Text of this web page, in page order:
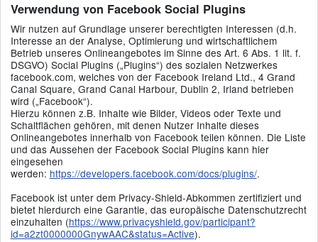
Verwendung von Facebook Social Plugins
Wir nutzen auf Grundlage unserer berechtigten Interessen (d.h.
Interesse an der Analyse, Optimierung und wirtschaftlichem
Betrieb unseres Onlineangebotes im Sinne des Art. 6 Abs. 1 lit. f.
DSGVO) Social Plugins („Plugins“) des sozialen Netzwerkes
facebook.com, welches von der Facebook Ireland Ltd., 4 Grand
Canal Square, Grand Canal Harbour, Dublin 2, Irland betrieben
wird („Facebook“).
Hierzu können z.B. Inhalte wie Bilder, Videos oder Texte und
Schaltflächen gehören, mit denen Nutzer Inhalte dieses
Onlineangebotes innerhalb von Facebook teilen können. Die Liste
und das Aussehen der Facebook Social Plugins kann hier
eingesehen
werden: https://developers.facebook.com/docs/plugins/.
Facebook ist unter dem Privacy-Shield-Abkommen zertifiziert und
bietet hierdurch eine Garantie, das europäische Datenschutzrecht
einzuhalten (https://www.privacyshield.gov/participant?
id=a2zt0000000GnywAAC&status=Active).